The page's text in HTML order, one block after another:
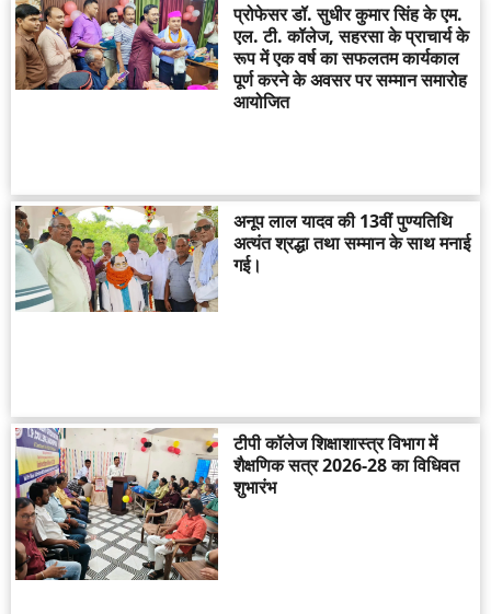
प्रोफेसर डॉ. सुधीर कुमार सिंह के एम.
एल. टी. कॉलेज, सहरसा के प्राचार्य के
रूप में एक वर्ष का सफलतम कार्यकाल
पूर्ण करने के अवसर पर सम्मान समारोह
आयोजित
अनूप लाल यादव की 13वीं पुण्यतिथि
अत्यंत श्रद्धा तथा सम्मान के साथ मनाई
गई।
टीपी कॉलेज शिक्षाशास्त्र विभाग में
शैक्षणिक सत्र 2026-28 का विधिवत
शुभारंभ